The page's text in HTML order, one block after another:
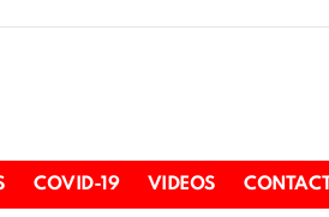
COVID-19 VIDEOS